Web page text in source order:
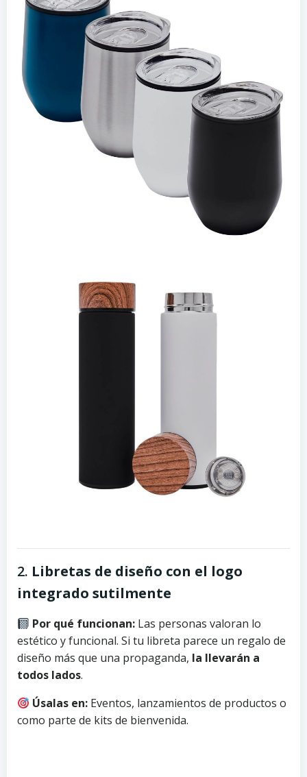
2. Libretas de diseño con el logo
integrado sutilmente
Por qué funcionan: Las personas valoran lo
estético y funcional. Si tu libreta parece un regalo de
diseño más que una propaganda, la llevarán a
todos lados.
Úsalas en: Eventos, lanzamientos de productos o
como parte de kits de bienvenida.